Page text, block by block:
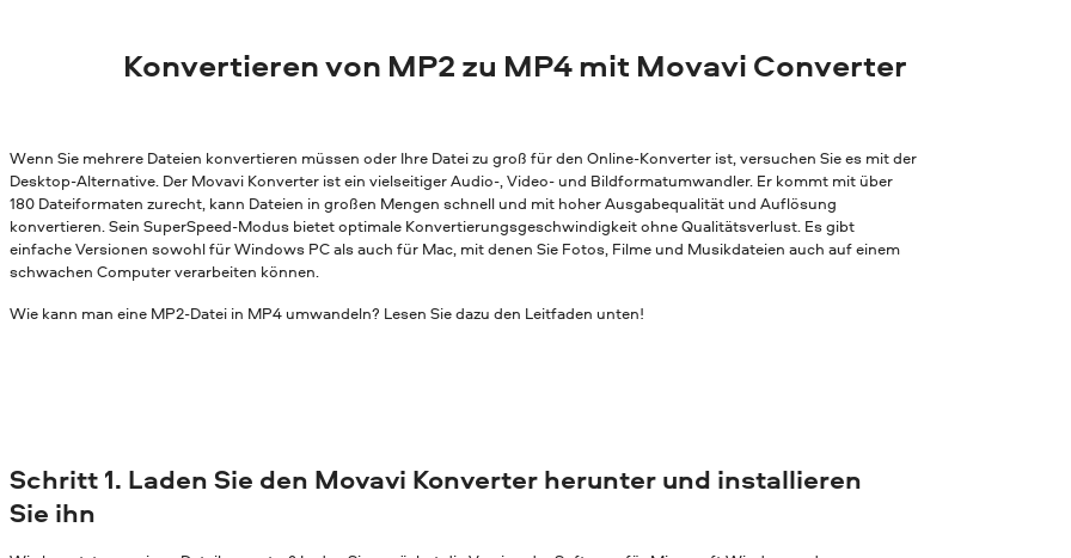
Konvertieren von MP2 zu MP4 mit Movavi Converter
Wenn Sie mehrere Dateien konvertieren müssen oder Ihre Datei zu groß für den Online-Konverter ist, versuchen Sie es mit der
Desktop-Alternative. Der Movavi Konverter ist ein vielseitiger Audio-, Video- und Bildformatumwandler. Er kommt mit über
180 Dateiformaten zurecht, kann Dateien in großen Mengen schnell und mit hoher Ausgabequalität und Auflösung
konvertieren. Sein SuperSpeed-Modus bietet optimale Konvertierungsgeschwindigkeit ohne Qualitätsverlust. Es gibt
einfache Versionen sowohl für Windows PC als auch für Mac, mit denen Sie Fotos, Filme und Musikdateien auch auf einem
schwachen Computer verarbeiten können.
Wie kann man eine MP2-Datei in MP4 umwandeln? Lesen Sie dazu den Leitfaden unten!
Schritt 1. Laden Sie den Movavi Konverter herunter und installieren
Sie ihn